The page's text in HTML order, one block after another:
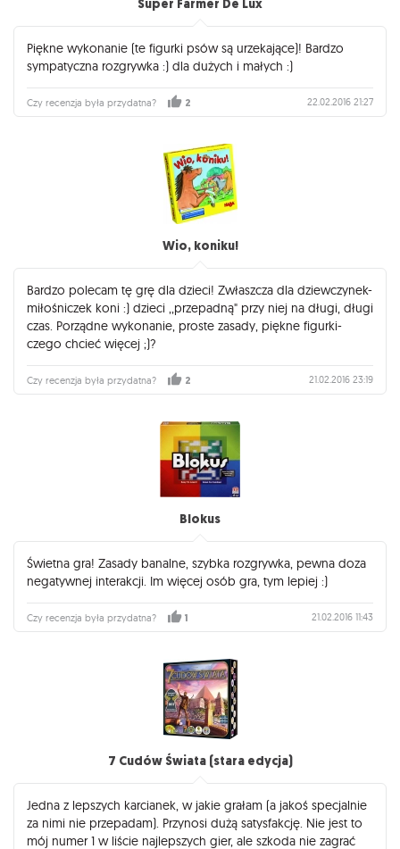
Super Farmer De Lux
Piękne wykonanie (te figurki psów są urzekające)! Bardzo
sympatyczna rozgrywka :) dla dużych i małych :)
Czy recenzja była przydatna? 2 22.02.2016 21:27
Wio, koniku!
Bardzo polecam tę grę dla dzieci! Zwłaszcza dla dziewczynek-
miłośniczek koni :) dzieci ,,przepadną" przy niej na długi, długi
czas. Porządne wykonanie, proste zasady, piękne figurki-
czego chcieć więcej ;)?
Czy recenzja była przydatna? 2 21.02.2016 23:19
Blokus
Świetna gra! Zasady banalne, szybka rozgrywka, pewna doza
negatywnej interakcji. Im więcej osób gra, tym lepiej :)
Czy recenzja była przydatna? 1 21.02.2016 11:43
7 Cudów Świata (stara edycja)
Jedna z lepszych karcianek, w jakie grałam (a jakoś specjalnie
za nimi nie przepadam). Przynosi dużą satysfakcję. Nie jest to
mój numer 1 w liście najlepszych gier, ale szkoda nie zagrać